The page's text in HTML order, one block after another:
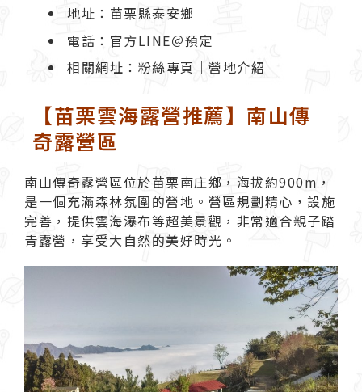
地址：苗栗縣泰安鄉
電話：官方LINE＠預定
相關網址： 粉絲專頁 ｜ 營地介紹
【苗栗雲海露營推薦】南山傳
奇露營區
南山傳奇露營區位於苗栗南庄鄉，海拔約900m，
是一個充滿森林氛圍的營地。營區規劃精心，設施
完善，提供雲海瀑布等超美景觀，非常適合親子踏
青露營，享受大自然的美好時光。